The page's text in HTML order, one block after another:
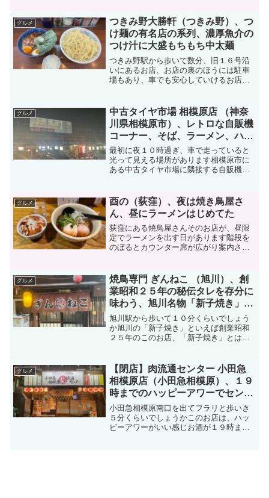
店主の啓ちゃんこと、幸田啓氏は、新中
野の町中華の名店「尚ちゃ...
グルメ
つきみ野大勝軒（つきみ野）、つ
け麺の有名店の系列、濃厚魚介の
つけ汁に大盛もちもち中太麺
つきみ野駅から歩いて数分、旧１６号沿
いにあるお店、お店の裏のほうには駐車
場もあり、車でも安心していけるお店で
が有名なお店です左側に券売機があり食
券を購入します種類として...
グルメ
中古タイヤ市場 相模原店 （神奈
川県相模原市）、レトロな自販機
コーナー、そば、ラーメン、ハン
バーガー、小銭の準備を忘れず
に！
最初に夜１０時過ぎ、車で走っていると
光って見える場所があります相模原市に
ある中古タイヤ市場に隣接する自販機コ
販機メニューとそこに設置されている自
販機について記載していき...
グルメ
酉の（荻窪）、夜は焼き鳥屋さ
ん、昼にラーメンはじめてた
荻窪にある焼鳥屋さんそのお店が、昼限
定でラーメンを出す日があります階段を
のぼるとカウンター席が広がり案内され
油）＋鶏ちゃーしゅう丼を注文鶏らぁう
めん（醤油）スープ、麺チャ...
グルメ
焼鳥専門 ぎんねこ （旭川）、創
業昭和２５年の秘伝タレを存分に
味わう、旭川名物「新子焼き」を
食す
旭川駅から歩いて１０分くらいでしょう
か旭川の「新子焼き」といえば創業昭和
２５年のこのお店、「新子焼き」とは戦
焼きのことここでは、創業以来継ぎ足し
ている秘伝のタレでいただ...
グルメ
【閉店】肉流通センター 小田急
相模原店（小田急相模原）、１９
時までのハッピーアワーでセンベ
ロ、焼肉ホルモンを食す
小田急相模原南口を出てフラリと歩いき
５分くらいでしょうかこのお店は、ハッ
ピーアワーがいい感じお酒が１９時まで